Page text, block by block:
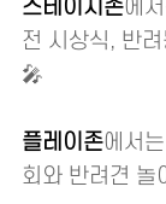
스테이지존에
전 시상식, 반
🎤
플레이존에서
회와 반려견 놀